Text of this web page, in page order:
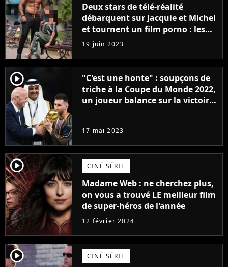
Deux stars de télé-réalité
débarquent sur Jacquie et Michel
et tournent un film porno : les
premières images du tournage
(exclu)
19 juin 2023
player2
"C'est une honte" : soupçons de
triche à la Coupe du Monde 2022,
un joueur balance sur la victoire
17 mai 2023
player2 CINÉ SÉRIE
Madame Web : ne cherchez plus,
on vous a trouvé LE meilleur film
de super-héros de l'année
12 février 2024
player2 CINÉ SÉRIE